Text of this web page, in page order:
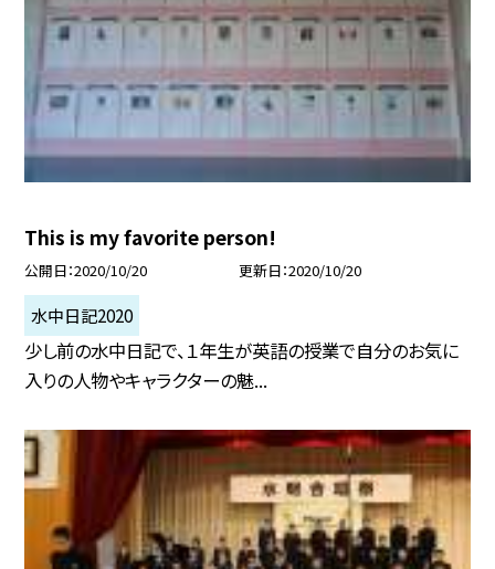
This is my favorite person!
公開日 2020/10/20 更新日 2020/10/20
水中日記2020
少し前の水中日記で、１年生が英語の授業で自分のお気に
入りの人物やキャラクターの魅...